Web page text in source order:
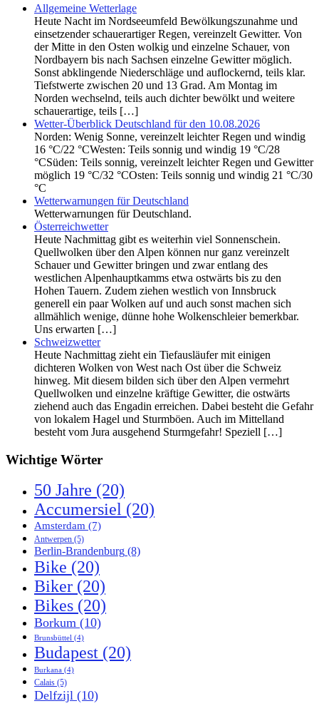
Allgemeine Wetterlage
Heute Nacht im Nordseeumfeld Bewölkungszunahme und
einsetzender schauerartiger Regen, vereinzelt Gewitter. Von
der Mitte in den Osten wolkig und einzelne Schauer, von
Nordbayern bis nach Sachsen einzelne Gewitter möglich.
Sonst abklingende Niederschläge und auflockernd, teils klar.
Tiefstwerte zwischen 20 und 13 Grad. Am Montag im
Norden wechselnd, teils auch dichter bewölkt und weitere
schauerartige, teils […]
Wetter-Überblick Deutschland für den 10.08.2026
Norden: Wenig Sonne, vereinzelt leichter Regen und windig
16 °C/22 °CWesten: Teils sonnig und windig 19 °C/28
°CSüden: Teils sonnig, vereinzelt leichter Regen und Gewitter
möglich 19 °C/32 °COsten: Teils sonnig und windig 21 °C/30
°C
Wetterwarnungen für Deutschland
Wetterwarnungen für Deutschland.
Österreichwetter
Heute Nachmittag gibt es weiterhin viel Sonnenschein.
Quellwolken über den Alpen können nur ganz vereinzelt
Schauer und Gewitter bringen und zwar entlang des
westlichen Alpenhauptkamms etwa ostwärts bis zu den
Hohen Tauern. Zudem ziehen westlich von Innsbruck
generell ein paar Wolken auf und auch sonst machen sich
allmählich wenige, dünne hohe Wolkenschleier bemerkbar.
Uns erwarten […]
Schweizwetter
Heute Nachmittag zieht ein Tiefausläufer mit einigen
dichteren Wolken von West nach Ost über die Schweiz
hinweg. Mit diesem bilden sich über den Alpen vermehrt
Quellwolken und einzelne kräftige Gewitter, die ostwärts
ziehend auch das Engadin erreichen. Dabei besteht die Gefahr
von lokalem Hagel und Sturmböen. Auch im Mittelland
besteht vom Jura ausgehend Sturmgefahr! Speziell […]
Wichtige Wörter
50 Jahre (20)
Accumersiel (20)
Amsterdam (7)
Antwerpen (5)
Berlin-Brandenburg (8)
Bike (20)
Biker (20)
Bikes (20)
Borkum (10)
Brunsbüttel (4)
Budapest (20)
Burkana (4)
Calais (5)
Delfzijl (10)